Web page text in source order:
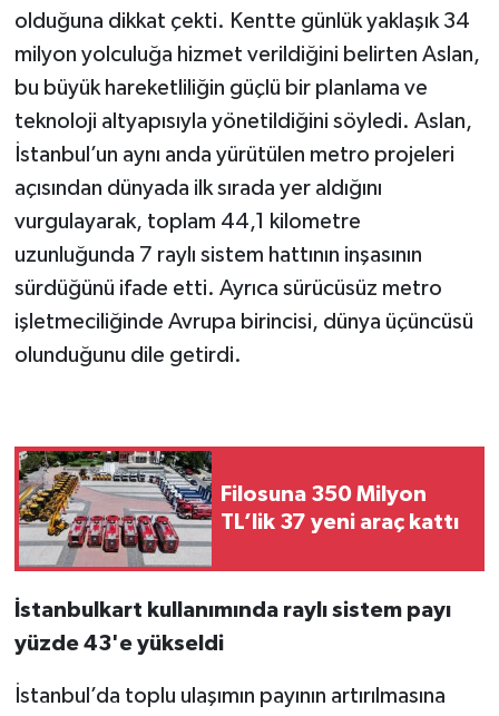
olduğuna dikkat çekti. Kentte günlük yaklaşık 34
milyon yolculuğa hizmet verildiğini belirten Aslan,
bu büyük hareketliliğin güçlü bir planlama ve
teknoloji altyapısıyla yönetildiğini söyledi. Aslan,
İstanbul’un aynı anda yürütülen metro projeleri
açısından dünyada ilk sırada yer aldığını
vurgulayarak, toplam 44,1 kilometre
uzunluğunda 7 raylı sistem hattının inşasının
sürdüğünü ifade etti. Ayrıca sürücüsüz metro
işletmeciliğinde Avrupa birincisi, dünya üçüncüsü
olunduğunu dile getirdi.
Filosuna 350 Milyon
TL’lik 37 yeni araç kattı
İstanbulkart kullanımında raylı sistem payı
yüzde 43'e yükseldi
İstanbul’da toplu ulaşımın payının artırılmasına